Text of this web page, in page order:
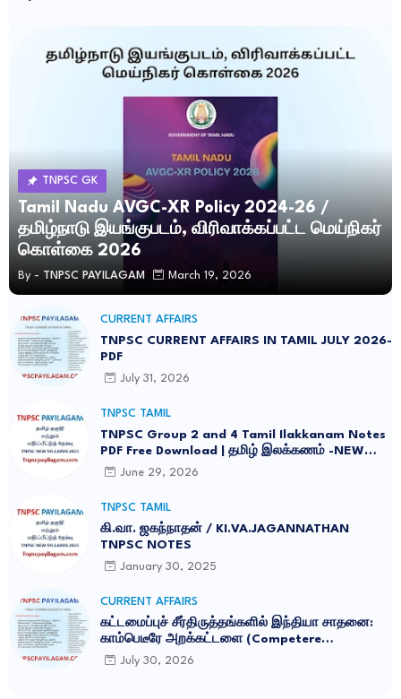
TNPSC GK
Tamil Nadu AVGC-XR Policy 2024-26 /
தமிழ்நாடு இயங்குபடம், விரிவாக்கப்பட்ட மெய்நிகர்
கொள்கை 2026
By - TNPSC PAYILAGAM March 19, 2026
CURRENT AFFAIRS
TNPSC CURRENT AFFAIRS IN TAMIL JULY 2026-
PDF
July 31, 2026
TNPSC TAMIL
TNPSC Group 2 and 4 Tamil Ilakkanam Notes
PDF Free Download | தமிழ் இலக்கணம் -NEW
SYLLABUS UPDATED -2026
June 29, 2026
TNPSC TAMIL
கி.வா. ஜகந்நாதன் / KI.VA.JAGANNATHAN
TNPSC NOTES
January 30, 2025
CURRENT AFFAIRS
கட்டமைப்புச் சீர்திருத்தங்களில் இந்தியா சாதனை:
காம்பெடீரே அறக்கட்டளை (Competere
Foundation) வெளியிட்ட அறிக்கை
July 30, 2026